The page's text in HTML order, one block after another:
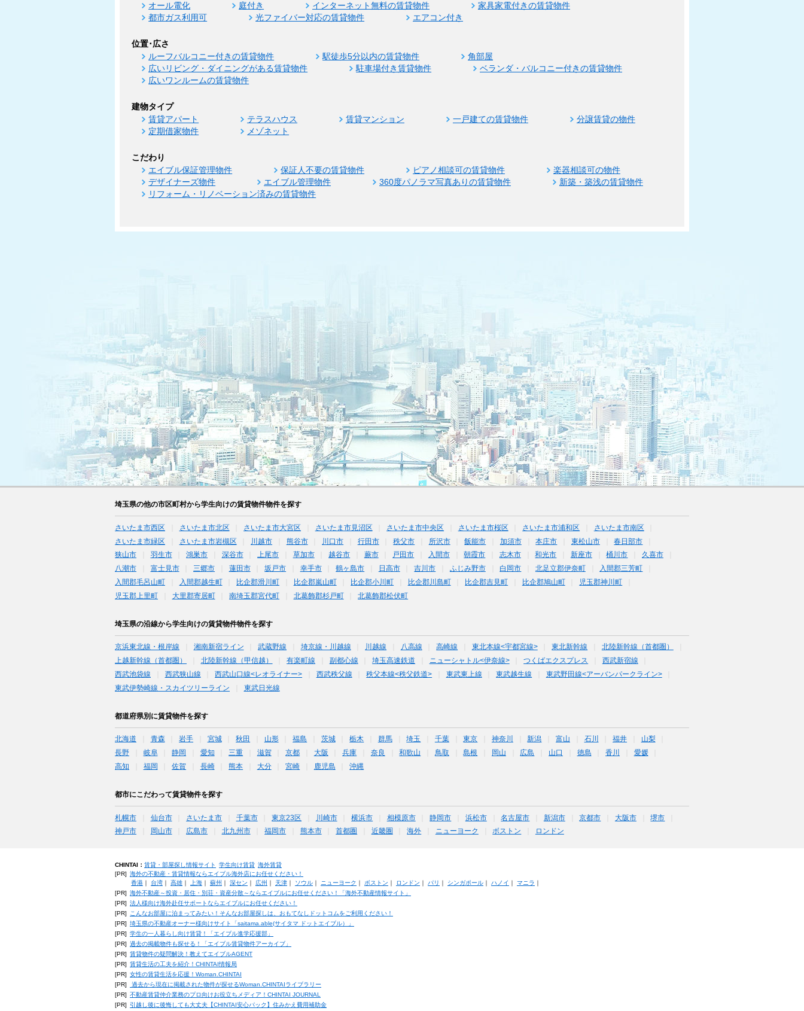
オール電化 庭付き インターネット無料の賃貸物件
家具家電付きの賃貸物件
都市ガス利用可
光ファイバー対応の賃貸物件 エアコン付き
位置･広さ
ルーフバルコニー付きの賃貸物件 駅徒歩5分以内の賃貸物件
角部屋
広いリビング・ダイニングがある賃貸物件
駐車場付き賃貸物件
ベランダ・バルコニー付きの賃貸物件
広いワンルームの賃貸物件
建物タイプ
賃貸アパート テラスハウス 賃貸マンション 一戸建ての賃貸物件
分譲賃貸の物件
定期借家物件
メゾネット
こだわり
エイブル保証管理物件 保証人不要の賃貸物件 ピアノ相談可の賃貸物件
楽器相談可の物件
デザイナーズ物件
エイブル管理物件 360度パノラマ写真ありの賃貸物件
新築・築浅の賃貸物件
リフォーム・リノベーション済みの賃貸物件
埼玉県の他の市区町村から学生向けの賃貸物件物件を探す
さいたま市西区 さいたま市北区 さいたま市大宮区 さいたま市見沼区 さいたま市中央区 さいたま市桜区 さいたま市浦和区
さいたま市南区
さいたま市緑区
さいたま市岩槻区 川越市 熊谷市 川口市 行田市 秩父市 所沢市 飯能市 加須市 本庄市 東松山市
春日部市
狭山市
羽生市 鴻巣市 深谷市 上尾市 草加市 越谷市 蕨市 戸田市 入間市 朝霞市 志木市 和光市 新座市 桶川市
久喜市
八潮市
富士見市 三郷市 蓮田市 坂戸市 幸手市 鶴ヶ島市 日高市 吉川市 ふじみ野市 白岡市 北足立郡伊奈町
入間郡三芳町
入間郡毛呂山町
入間郡越生町 比企郡滑川町 比企郡嵐山町 比企郡小川町 比企郡川島町 比企郡吉見町 比企郡鳩山町
児玉郡神川町
児玉郡上里町
大里郡寄居町 南埼玉郡宮代町 北葛飾郡杉戸町 北葛飾郡松伏町
埼玉県の沿線から学生向けの賃貸物件物件を探す
京浜東北線・根岸線 湘南新宿ライン 武蔵野線 埼京線・川越線 川越線 八高線 高崎線 東北本線<宇都宮線> 東北新幹線
北陸新幹線（首都圏）
上越新幹線（首都圏）
北陸新幹線（甲信越） 有楽町線 副都心線 埼玉高速鉄道 ニューシャトル<伊奈線> つくばエクスプレス
西武新宿線
西武池袋線
西武狭山線 西武山口線<レオライナー> 西武秩父線 秩父本線<秩父鉄道> 東武東上線 東武越生線
東武野田線<アーバンパークライン>
東武伊勢崎線・スカイツリーライン
東武日光線
都道府県別に賃貸物件を探す
北海道 青森 岩手 宮城 秋田 山形 福島 茨城 栃木 群馬 埼玉 千葉 東京 神奈川 新潟 富山 石川 福井
山梨
長野
岐阜 静岡 愛知 三重 滋賀 京都 大阪 兵庫 奈良 和歌山 鳥取 島根 岡山 広島 山口 徳島 香川
愛媛
高知
福岡 佐賀 長崎 熊本 大分 宮崎 鹿児島 沖縄
都市にこだわって賃貸物件を探す
札幌市 仙台市 さいたま市 千葉市 東京23区 川崎市 横浜市 相模原市 静岡市 浜松市 名古屋市 新潟市 京都市 大阪市
堺市
神戸市
岡山市 広島市 北九州市 福岡市 熊本市 首都圏 近畿圏 海外 ニューヨーク ボストン ロンドン
CHINTAI： 賃貸・部屋探し情報サイト 学生向け賃貸 海外賃貸
[PR] 海外の不動産・賃貸情報ならエイブル海外店にお任せください！
香港｜ 台湾｜ 高雄｜ 上海｜ 蘇州 深セン 広州 天津｜ ソウル｜ ニューヨーク ボストン ロンドン パリ シンガポール｜ ハノイ マニラ
[PR] 海外不動産～投資・居住・別荘・資産分散～ならエイブルにお任せください！「海外不動産情報サイト」
[PR] 法人様向け海外赴任サポートならエイブルにお任せください！
[PR]
こんなお部屋に泊まってみたい！そんなお部屋探しは、おもてなしドットコムをご利用ください！
[PR] 埼玉県の不動産オーナー様向けサイト「saitama.able(サイタマ ドットエイブル）」
[PR] 学生の一人暮らし向け賃貸！「エイブル進学応援部」
[PR] 過去の掲載物件も探せる！「エイブル賃貸物件アーカイブ」
[PR] 賃貸物件の疑問解決！教えてエイブルAGENT
[PR] 賃貸生活の工夫を紹介！CHINTAI情報局
[PR] 女性の賃貸生活を応援！Woman.CHINTAI
[PR]
過去から現在に掲載された物件が探せるWoman.CHINTAIライブラリー
[PR] 不動産賃貸仲介業務のプロ向けお役立ちメディア！CHINTAI JOURNAL
[PR]
引越し後に後悔しても大丈夫【CHINTAI安心パック】住みかえ費用補助金